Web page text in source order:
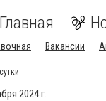
Главная
Вакансии
2024 г.